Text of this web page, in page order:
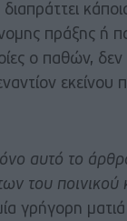
πράξης ή
ο παθών,
εκείνου
αυτό το
του ποινικού
γρήγορη